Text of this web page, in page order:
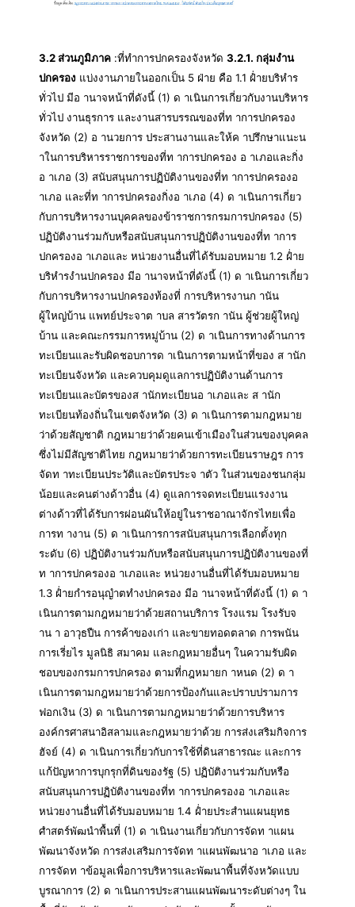
3.2 ส่วนภูมิภาค :ที่ทำการปกครองจังหวัด 3.2.1. กลุ่มงำน
ปกครอง แบ่งงานภายในออกเป็น 5 ฝ่าย คือ 1.1 ฝ่ำยบริหำร
ทั่วไป มีอ านาจหน้าที่ดังนี้ (1) ด าเนินการเกี่ยวกับงานบริหาร
ทั่วไป งานธุรการ และงานสารบรรณของที่ท าการปกครอง
จังหวัด (2) อ านวยการ ประสานงานและให้ค าปรึกษาแนะน
าในการบริหารราชการของที่ท าการปกครอง อ าเภอและกิ่ง
อ าเภอ (3) สนับสนุนการปฏิบัติงานของที่ท าการปกครองอ
าเภอ และที่ท าการปกครองกิ่งอ าเภอ (4) ด าเนินการเกี่ยว
กับการบริหารงานบุคคลของข้าราชการกรมการปกครอง (5)
ปฏิบัติงานร่วมกับหรือสนับสนุนการปฏิบัติงานของที่ท าการ
ปกครองอ าเภอและ หน่วยงานอื่นที่ได้รับมอบหมาย 1.2 ฝ่ำย
บริหำรงำนปกครอง มีอ านาจหน้าที่ดังนี้ (1) ด าเนินการเกี่ยว
กับการบริหารงานปกครองท้องที่ การบริหารงานก านัน
ผู้ใหญ่บ้าน แพทย์ประจาต าบล สารวัตรก านัน ผู้ช่วยผู้ใหญ่
บ้าน และคณะกรรมการหมู่บ้าน (2) ด าเนินการทางด้านการ
ทะเบียนและรับผิดชอบการด าเนินการตามหน้าที่ของ ส านัก
ทะเบียนจังหวัด และควบคุมดูแลการปฏิบัติงานด้านการ
ทะเบียนและบัตรของส านักทะเบียนอ าเภอและ ส านัก
ทะเบียนท้องถิ่นในเขตจังหวัด (3) ด าเนินการตามกฎหมาย
ว่าด้วยสัญชาติ กฎหมายว่าด้วยคนเข้าเมืองในส่วนของบุคคล
ซึ่งไม่มีสัญชาติไทย กฎหมายว่าด้วยการทะเบียนราษฎร การ
จัดท าทะเบียนประวัติและบัตรประจ าตัว ในส่วนของชนกลุ่ม
น้อยและคนต่างด้าวอื่น (4) ดูแลการจดทะเบียนแรงงาน
ต่างด้าวที่ได้รับการผ่อนผันให้อยู่ในราชอาณาจักรไทยเพื่อ
การท างาน (5) ด าเนินการการสนับสนุนการเลือกตั้งทุก
ระดับ (6) ปฏิบัติงานร่วมกับหรือสนับสนุนการปฏิบัติงานของที่
ท าการปกครองอ าเภอและ หน่วยงานอื่นที่ได้รับมอบหมาย
1.3 ฝ่ำยกำรอนุญำตทำงปกครอง มีอ านาจหน้าที่ดังนี้ (1) ด า
เนินการตามกฎหมายว่าด้วยสถานบริการ โรงแรม โรงรับจ
าน า อาวุธปืน การค้าของเก่า และขายทอดตลาด การพนัน
การเรี่ยไร มูลนิธิ สมาคม และกฎหมายอื่นๆ ในความรับผิด
ชอบของกรมการปกครอง ตามที่กฎหมายก าหนด (2) ด า
เนินการตามกฎหมายว่าด้วยการป้องกันและปราบปรามการ
ฟอกเงิน (3) ด าเนินการตามกฎหมายว่าด้วยการบริหาร
องค์กรศาสนาอิสลามและกฎหมายว่าด้วย การส่งเสริมกิจการ
ฮัจย์ (4) ด าเนินการเกี่ยวกับการใช้ที่ดินสาธารณะ และการ
แก้ปัญหาการบุกรุกที่ดินของรัฐ (5) ปฏิบัติงานร่วมกับหรือ
สนับสนุนการปฏิบัติงานของที่ท าการปกครองอ าเภอและ
หน่วยงานอื่นที่ได้รับมอบหมาย 1.4 ฝ่ำยประสำนแผนยุทธ
ศำสตร์พัฒนำพื้นที่ (1) ด าเนินงานเกี่ยวกับการจัดท าแผน
พัฒนาจังหวัด การส่งเสริมการจัดท าแผนพัฒนาอ าเภอ และ
การจัดท าข้อมูลเพื่อการบริหารและพัฒนาพื้นที่จังหวัดแบบ
บูรณาการ (2) ด าเนินการประสานแผนพัฒนาระดับต่างๆ ใน